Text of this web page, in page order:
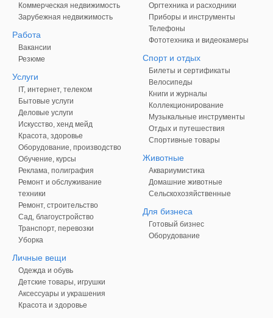
Коммерческая недвижимость
Зарубежная недвижимость
Работа
Вакансии
Резюме
Услуги
IT, интернет, телеком
Бытовые услуги
Деловые услуги
Искусство, хенд мейд
Красота, здоровье
Оборудование, производство
Обучение, курсы
Реклама, полиграфия
Ремонт и обслуживание
техники
Ремонт, строительство
Сад, благоустройство
Транспорт, перевозки
Уборка
Личные вещи
Одежда и обувь
Детские товары, игрушки
Аксессуары и украшения
Красота и здоровье
Оргтехника и расходники
Приборы и инструменты
Телефоны
Фототехника и видеокамеры
Спорт и отдых
Билеты и сертификаты
Велосипеды
Книги и журналы
Коллекционирование
Музыкальные инструменты
Отдых и путешествия
Спортивные товары
Животные
Аквариумистика
Домашние животные
Сельскохозяйственные
Для бизнеса
Готовый бизнес
Оборудование